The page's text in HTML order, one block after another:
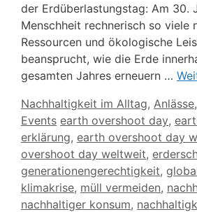
der Erdüberlastungstag: Am 30.
Menschheit rechnerisch so viele
Ressourcen und ökologische
beansprucht, wie die Erde
gesamten Jahres erneuern …
Kategorien
Nachhaltigkeit im Alltag,
Events Schlagwörter
earth overshoot day,
erklärung, earth overshoot day
overshoot day weltweit,
generationengerechtigkeit,
klimakrise, müll vermeiden,
nachhaltiger konsum,